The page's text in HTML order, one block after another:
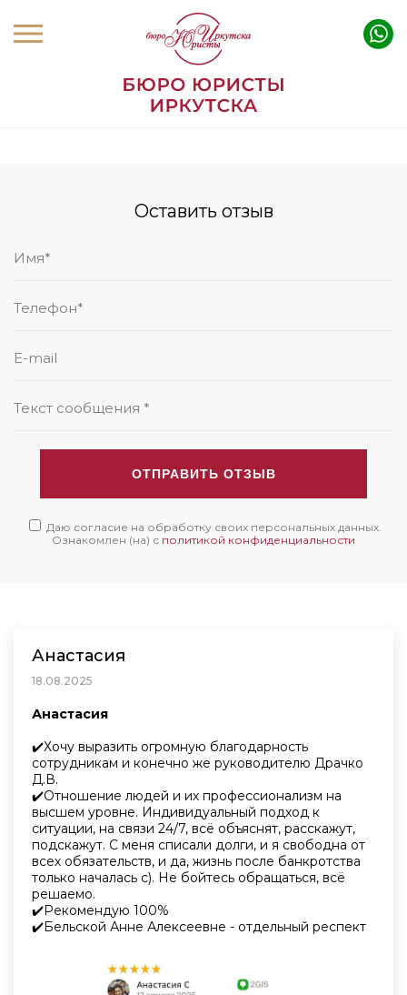
Оставить отзыв
ОТПРАВИТЬ ОТЗЫВ
Даю согласие на обработку своих персональных данных.
Ознакомлен (на) с политикой конфиденциальности
Анастасия
18.08.2025
Анастасия
✔️Хочу выразить огромную благодарность
сотрудникам и конечно же руководителю Драчко
Д.В.
✔️Отношение людей и их профессионализм на
высшем уровне. Индивидуальный подход к
ситуации, на связи 24/7, всё объяснят, расскажут,
подскажут. С меня списали долги, и я свободна от
всех обязательств, и да, жизнь после банкротства
только началась с). Не бойтесь обращаться, всё
решаемо.
✔️Рекомендую 100%
✔️Бельской Анне Алексеевне - отдельный респект